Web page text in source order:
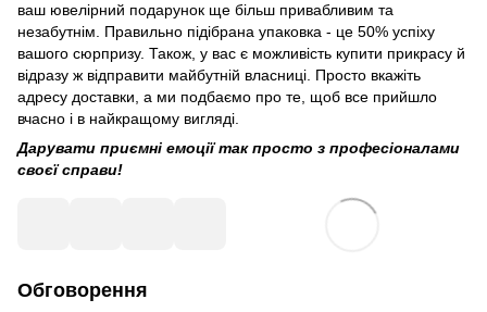
ваш ювелірний подарунок ще більш привабливим та
незабутнім. Правильно підібрана упаковка - це 50% успіху
вашого сюрпризу. Також, у вас є можливість купити прикрасу й
відразу ж відправити майбутній власниці. Просто вкажіть
адресу доставки, а ми подбаємо про те, щоб все прийшло
вчасно і в найкращому вигляді.
Дарувати приємні емоції так просто з професіоналами
своєї справи!
Обговорення